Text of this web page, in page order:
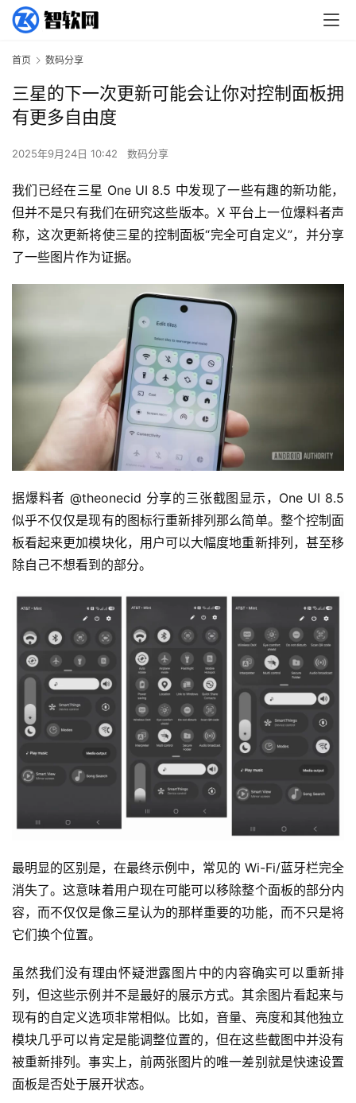
首页 数码分享
三星的下一次更新可能会让你对控制面板拥
有更多自由度
2025年9月24日 10:42 数码分享
我们已经在三星 One UI 8.5 中发现了一些有趣的新功能，
但并不是只有我们在研究这些版本。X 平台上一位爆料者声
称，这次更新将使三星的控制面板“完全可自定义”，并分享
了一些图片作为证据。
据爆料者 @theonecid 分享的三张截图显示，One UI 8.5
似乎不仅仅是现有的图标行重新排列那么简单。整个控制面
板看起来更加模块化，用户可以大幅度地重新排列，甚至移
除自己不想看到的部分。
最明显的区别是，在最终示例中，常见的 Wi-Fi/蓝牙栏完全
消失了。这意味着用户现在可能可以移除整个面板的部分内
容，而不仅仅是像三星认为的那样重要的功能，而不只是将
它们换个位置。
虽然我们没有理由怀疑泄露图片中的内容确实可以重新排
列，但这些示例并不是最好的展示方式。其余图片看起来与
现有的自定义选项非常相似。比如，音量、亮度和其他独立
模块几乎可以肯定是能调整位置的，但在这些截图中并没有
被重新排列。事实上，前两张图片的唯一差别就是快速设置
面板是否处于展开状态。